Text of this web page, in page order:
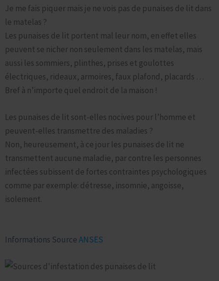
Je me fais piquer mais je ne vois pas de punaises de lit dans
le matelas ?
Les punaises de lit portent mal leur nom, en effet elles
peuvent se nicher non seulement dans les matelas, mais
aussi les sommiers, plinthes, prises et goulottes
électriques, rideaux, armoires, faux plafond, placards …
Bref à n’importe quel endroit de la maison !
Les punaises de lit sont-elles nocives pour l’homme et
peuvent-elles transmettre des maladies ?
Non, heureusement, à ce jour les punaises de lit ne
transmettent aucune maladie, par contre les personnes
infectées subissent de fortes contraintes psychologiques
comme par exemple: détresse, insomnie, angoisse,
isolement.
Informations SourceANSES